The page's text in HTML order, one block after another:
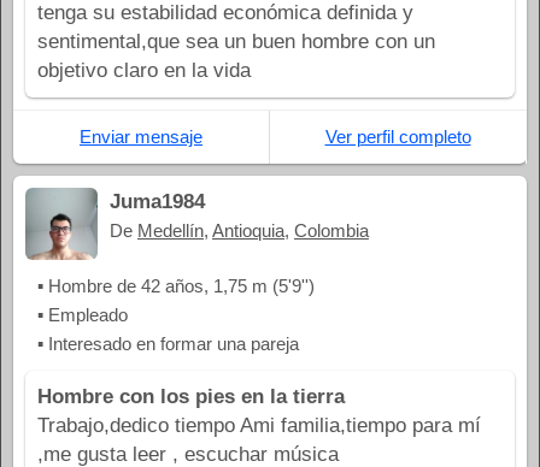
tenga su estabilidad económica definida y
sentimental,que sea un buen hombre con un
objetivo claro en la vida
Enviar mensaje Ver perfil completo
Juma1984
De Medellín, Antioquia, Colombia
▪ Hombre de 42 años, 1,75 m (5'9'')
▪ Empleado
▪ Interesado en formar una pareja
Hombre con los pies en la tierra
Trabajo,dedico tiempo Ami familia,tiempo para mí
,me gusta leer , escuchar música